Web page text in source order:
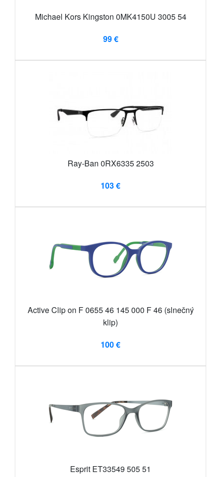
Michael Kors Kingston 0MK4150U 3005 54
99 €
Ray-Ban 0RX6335 2503
103 €
Active Clip on F 0655 46 145 000 F 46 (slnečný
klip)
100 €
Esprit ET33549 505 51